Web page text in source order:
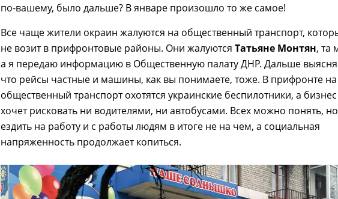
по-вашему, было дальше? В январе произошло то же самое!
Все чаще жители окраин жалуются на общественный транспорт,
не возит в прифронтовые районы. Они жалуются Татьяне Монтян, та
а я передаю информацию в Общественную палату ДНР. Дальше
что рейсы частные и машины, как вы понимаете, тоже. В прифронте на
общественный транспорт охотятся украинские беспилотники, а
хочет рисковать ни водителями, ни автобусами. Всех можно понять, но
ездить на работу и с работы людям в итоге не на чем, а социальная
напряженность продолжает копиться.